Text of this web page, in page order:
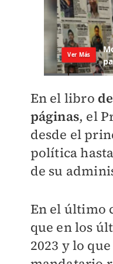
En el libro
páginas, el
desde el
política
de su
En el último
que en los
2023 y lo